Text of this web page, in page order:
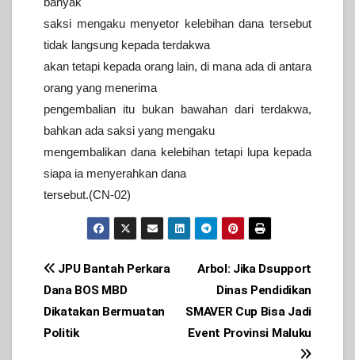
saksi mengaku menyetor kelebihan dana tersebut
tidak langsung kepada terdakwa
akan tetapi kepada orang lain, di mana ada di antara
orang yang menerima
pengembalian itu bukan bawahan dari terdakwa,
bahkan ada saksi yang mengaku
mengembalikan dana kelebihan tetapi lupa kepada
siapa ia menyerahkan dana
tersebut.(CN-02)
Post
navigation
Arbol: Jika Dsupport
Dinas Pendidikan
SMAVER Cup Bisa Jadi
Event Provinsi Maluku
JPU Bantah Perkara
Dana BOS MBD
Dikatakan Bermuatan
Politik